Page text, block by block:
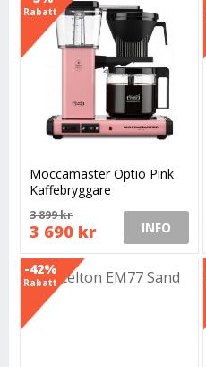
Rabatt
Moccamaster Optio Pink
Kaffebryggare
3 899 kr
3 690 kr INFO
-42%
Rabatt